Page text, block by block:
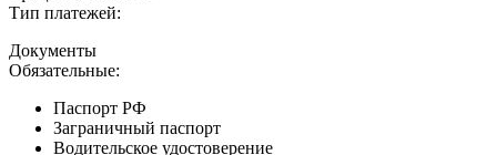
Тип платежей:
Документы
Обязательные:
Паспорт РФ
Заграничный паспорт
Водительское удостоверение